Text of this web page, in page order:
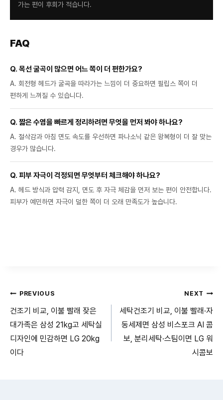
가는 편이 후회가 적습니다.
FAQ
Q. 목선 굴곡이 많으면 어느 쪽이 더 편한가요?
A. 회전형 헤드가 굴곡을 따라가는 느낌이 더 중요하면 필립스 쪽이 더
편하게 느껴질 수 있습니다.
Q. 짧은 수염을 빠르게 정리하려면 무엇을 먼저 봐야 하나요?
A. 절삭감과 아침 면도 속도를 우선하면 파나소닉 같은 왕복형이 더 잘 맞는
경우가 많습니다.
Q. 피부 자극이 걱정되면 무엇부터 체크해야 하나요?
A. 헤드 방식과 압력 감지, 면도 후 자극 체감을 먼저 보는 편이 안전합니다.
피부가 예민하면 자극이 덜한 쪽이 더 오래 만족도가 높습니다.
글
탐
색
PREVIOUS
건조기 비교, 이불 빨래 잦은
대가족은 삼성 21kg고 세탁실
디자인에 민감하면 LG 20kg
이다
NEXT
세탁건조기 비교, 이불 빨래·자
동세제면 삼성 비스포크 AI 콤
보, 분리세탁·스팀이면 LG 워
시콤보